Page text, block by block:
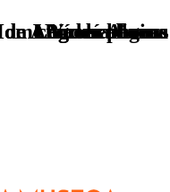
Logo arabaeus
Armería de
carrusel home
Vídeo Armas
Logo arabaeus
Pie de página